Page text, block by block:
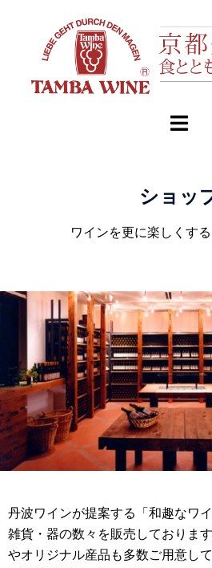
ショッ
ワインを更に楽しくす
丹波ワインが提案する「和趣なワ
雑貨・器の数々を販売しておりま
やオリジナル産品も多数ご用意し